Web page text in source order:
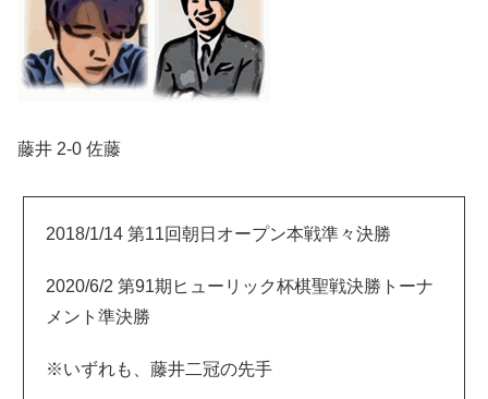
藤井 2-0 佐藤
2018/1/14 第11回朝日オープン本戦準々決勝
2020/6/2 第91期ヒューリック杯棋聖戦決勝トーナ
メント準決勝
※いずれも、藤井二冠の先手